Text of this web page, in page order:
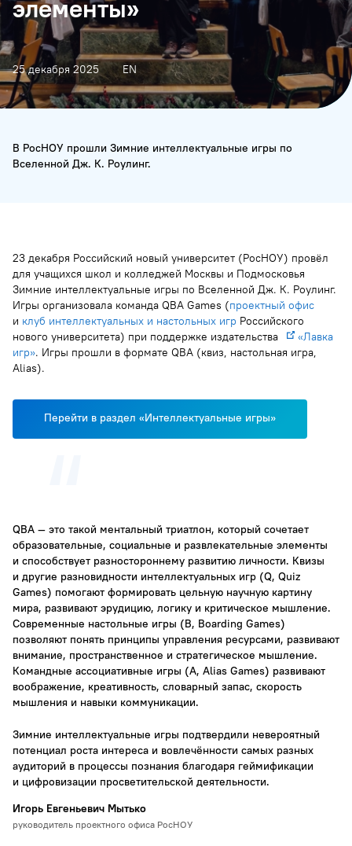
элементы»
25 декабря 2025 EN
В РосНОУ прошли Зимние интеллектуальные игры по
Вселенной Дж. К. Роулинг.
23 декабря Российский новый университет (РосНОУ) провёл
для учащихся школ и колледжей Москвы и Подмосковья
Зимние интеллектуальные игры по Вселенной Дж. К. Роулинг.
Игры организовала команда QBA Games (проектный офис
и клуб интеллектуальных и настольных игр Российского
нового университета) при поддержке издательства
«Лавка
игр». Игры прошли в формате QBA (квиз, настольная игра,
Alias).
Перейти в раздел «Интеллектуальные игры»
QBA — это такой ментальный триатлон, который сочетает
образовательные, социальные и развлекательные элементы
и способствует разностороннему развитию личности. Квизы
и другие разновидности интеллектуальных игр (Q, Quiz
Games) помогают формировать цельную научную картину
мира, развивают эрудицию, логику и критическое мышление.
Современные настольные игры (B, Boarding Games)
позволяют понять принципы управления ресурсами, развивают
внимание, пространственное и стратегическое мышление.
Командные ассоциативные игры (A, Alias Games) развивают
воображение, креативность, словарный запас, скорость
мышления и навыки коммуникации.
Зимние интеллектуальные игры подтвердили невероятный
потенциал роста интереса и вовлечённости самых разных
аудиторий в процессы познания благодаря геймификации
и цифровизации просветительской деятельности.
Игорь Евгеньевич Мытько
руководитель проектного офиса РосНОУ